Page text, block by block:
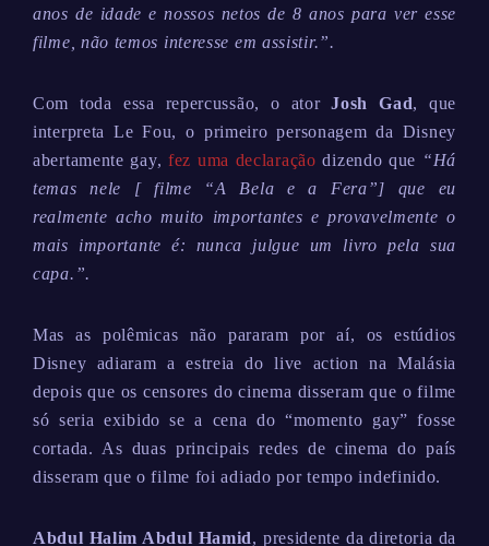
anos de idade e nossos netos de 8 anos para ver esse
filme, não temos interesse em assistir.”.
Com toda essa repercussão, o atorJosh Gad, que
interpreta Le Fou, o primeiro personagem da Disney
abertamente gay, fez uma declaração dizendo que “Há
temas nele [ filme “A Bela e a Fera”] que eu
realmente acho muito importantes e provavelmente o
mais importante é: nunca julgue um livro pela sua
capa.”.
Mas as polêmicas não pararam por aí, os estúdios
Disney adiaram a estreia do live action na Malásia
depois que os censores do cinema disseram que o filme
só seria exibido se a cena do “momento gay” fosse
cortada. As duas principais redes de cinema do país
disseram que o filme foi adiado por tempo indefinido.
Abdul Halim Abdul Hamid, presidente da diretoria da